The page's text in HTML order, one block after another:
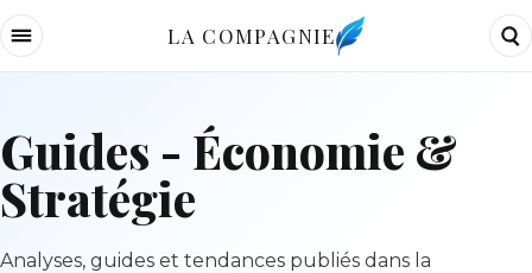
LA COMPAGNIE
Guides - Économie &
Stratégie
Analyses, guides et tendances publiés dans la